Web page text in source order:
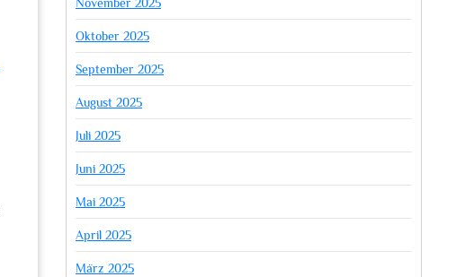
Oktober 2025
September 2025
August 2025
Juli 2025
Juni 2025
Mai 2025
April 2025
März 2025